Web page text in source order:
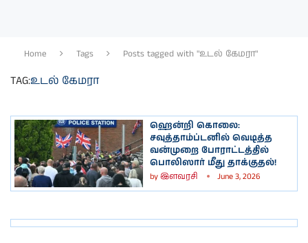
Home Tags Posts tagged with "உடல் கேமரா"
TAG:உடல் கேமரா
ஹென்றி கொலை:
சவுத்தாம்ப்டனில் வெடித்த
வன்முறை போராட்டத்தில்
பொலிஸார் மீது தாக்குதல்!
byஇளவரசி June 3, 2026